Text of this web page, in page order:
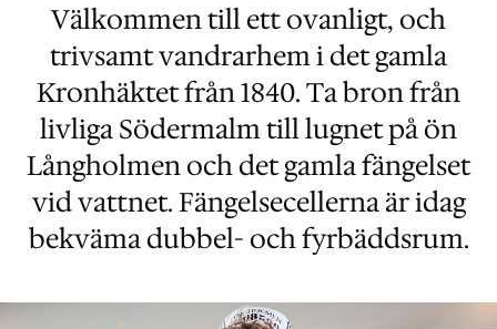
Välkommen till ett ovanligt, och
trivsamt vandrarhem i det gamla
Kronhäktet från 1840. Ta bron från
livliga Södermalm till lugnet på ön
Långholmen och det gamla fängelset
vid vattnet. Fängelsecellerna är idag
bekväma dubbel- och fyrbäddsrum.